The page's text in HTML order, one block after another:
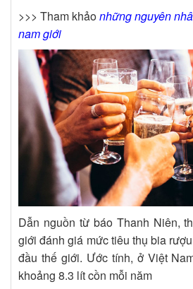
>>> Tham khảonhững nguyên
nam giới
Dẫn nguồn từ báo Thanh Niên,
giới đánh giá mức tiêu thụ bia
đầu thế giới. Ước tính, ở Việt
khoảng 8.3 lít cồn mỗi năm